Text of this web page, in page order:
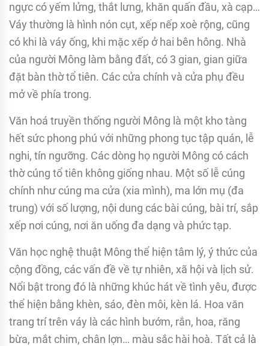
ngực có yếm lửng, thắt lưng, khăn quấn đầu, xà cạp…
Váy thường là hình nón cụt, xếp nếp xoè rộng, cũng
có khi là váy ống, khi mặc xếp ở hai bên hông. Nhà
của người Mông làm bằng đất, có 3 gian, gian giữa
đặt bàn thờ tổ tiên. Các cửa chính và cửa phụ đều
mở về phía trong.
Văn hoá truyền thống người Mông là một kho tàng
hết sức phong phú với những phong tục tập quán, lễ
nghi, tín ngưỡng. Các dòng họ người Mông có cách
thờ cúng tổ tiên không giống nhau. Một số lễ cúng
chính như cúng ma cửa (xia mình), ma lớn mụ (đa
trung) với số lượng, nội dung các bài cúng, bài trí, sắp
xếp nơi cúng, nơi ăn uống đa dạng và phức tạp.
Văn học nghệ thuật Mông thể hiện tâm lý, ý thức của
cộng đồng, các vấn đề về tự nhiên, xã hội và lịch sử.
Nổi bật trong đó là những khúc hát về tình yêu, được
thể hiện bằng khèn, sáo, đèn môi, kèn lá. Hoa văn
trang trí trên váy là các hình bướm, rắn, hoa, răng
bừa, mắt chim, chân lợn… màu sắc hài hoà. Tất cả là